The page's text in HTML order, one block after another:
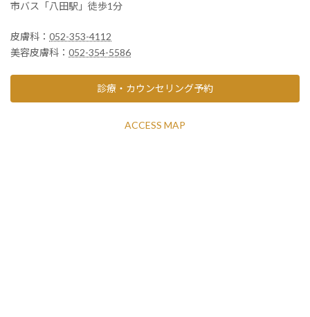
市バス「八田駅」徒歩1分
皮膚科： 052-353-4112
美容皮膚科： 052-354-5586
診療・カウンセリング予約
ACCESS MAP